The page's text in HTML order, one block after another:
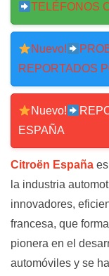
TELÉFONOS
Nuevo!
REPORTADOS
Nuevo!
ESPAÑA
Citroën España
la industria
innovadores,
francesa, que
pionera en el
automóviles y se